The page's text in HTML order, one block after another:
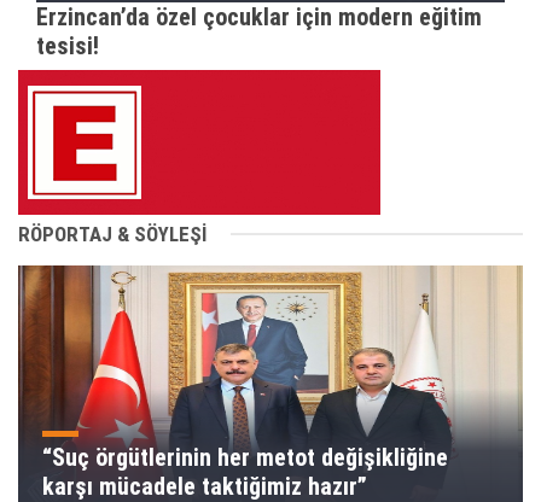
Erzincan’da özel çocuklar için modern eğitim
tesisi!
RÖPORTAJ & SÖYLEŞİ
“Suç örgütlerinin her metot değişikliğine
karşı mücadele taktiğimiz hazır”